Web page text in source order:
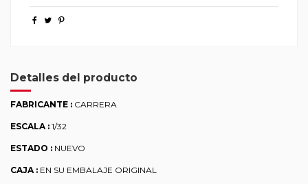
Detalles del producto
FABRICANTE : CARRERA
ESCALA : 1/32
ESTADO : NUEVO
CAJA : EN SU EMBALAJE ORIGINAL